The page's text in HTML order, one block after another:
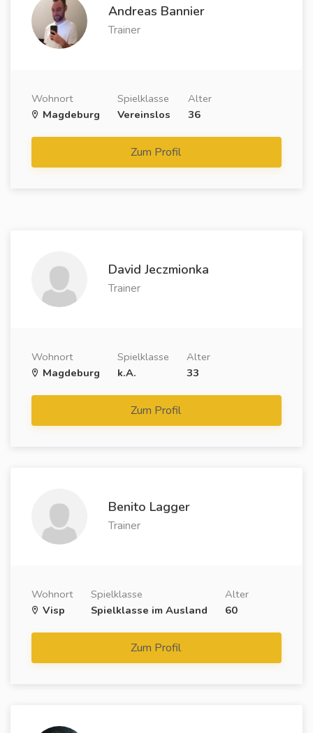
Andreas Bannier
Trainer
Wohnort
Magdeburg
Spielklasse
Vereinslos
Alter
36
Zum Profil
David Jeczmionka
Trainer
Wohnort
Magdeburg
Spielklasse
k.A.
Alter
33
Zum Profil
Benito Lagger
Trainer
Wohnort
Visp
Spielklasse
Spielklasse im Ausland
Alter
60
Zum Profil